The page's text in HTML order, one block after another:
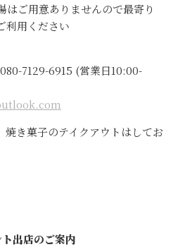
はご用意ありませんので最寄り
利用ください
7129-6915 (営業日10:00-
焼き菓子のテイクアウトはしてお
ト出店のご案内